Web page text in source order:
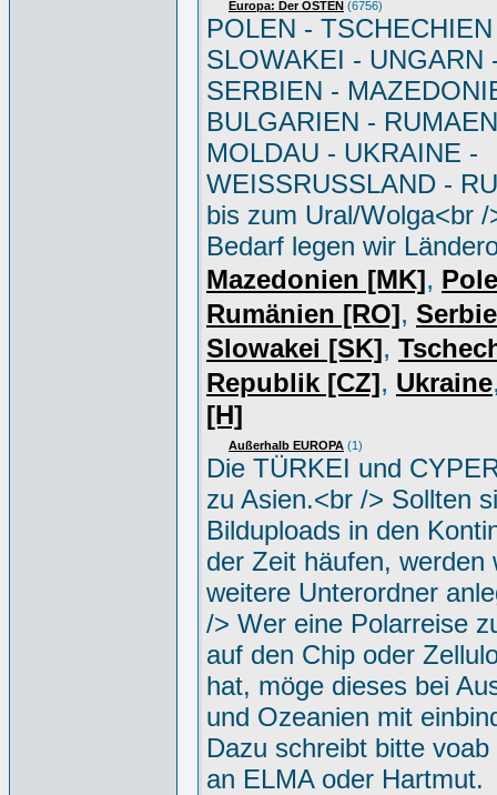
Europa: Der OSTEN (6756)
POLEN -
SLOWAKEI - UNGARN
SERBIEN -
BULGARIEN -
MOLDAU - UKRAINE -
WEISSRUSSLAND -
bis zum Ural/Wolga<br /
Bedarf legen wir
Mazedonien [MK],
Rumänien [RO],
Slowakei [SK],
Republik [CZ], Ukraine
[H]
Außerhalb EUROPA (1)
Die TÜRKEI und
zu Asien.<br /> Sollten
Bilduploads in den
der Zeit häufen, werden
weitere Unterordner
/> Wer eine Polarreise
auf den Chip oder
hat, möge dieses bei
und Ozeanien mit
Dazu schreibt bitte
an ELMA oder Hartmut.